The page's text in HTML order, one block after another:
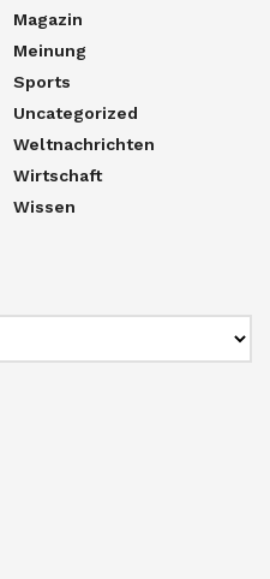
Magazin
Meinung
Sports
Uncategorized
Weltnachrichten
Wirtschaft
Wissen